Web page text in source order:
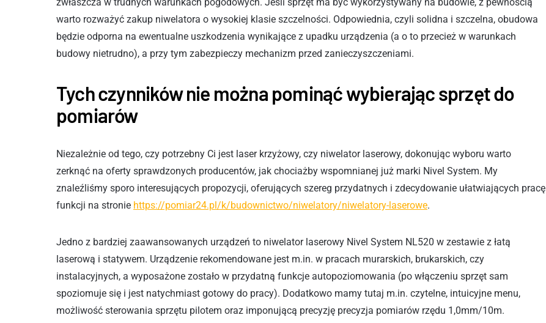
warto rozważyć zakup niwelatora o wysokiej klasie szczelności. Odpowiednia, czyli solidna i szczelna, obudowa
będzie odporna na ewentualne uszkodzenia wynikające z upadku urządzenia (a o to przecież w warunkach
budowy nietrudno), a przy tym zabezpieczy mechanizm przed zanieczyszczeniami.
Tych czynników nie można pominąć wybierając sprzęt do
pomiarów
Niezależnie od tego, czy potrzebny Ci jest laser krzyżowy, czy niwelator laserowy, dokonując wyboru warto
zerknąć na oferty sprawdzonych producentów, jak chociażby wspomnianej już marki Nivel System. My
znaleźliśmy sporo interesujących propozycji, oferujących szereg przydatnych i zdecydowanie ułatwiających pracę
funkcji na stronie https://pomiar24.pl/k/budownictwo/niwelatory/niwelatory-laserowe.
Jedno z bardziej zaawansowanych urządzeń to niwelator laserowy Nivel System NL520 w zestawie z łatą
laserową i statywem. Urządzenie rekomendowane jest m.in. w pracach murarskich, brukarskich, czy
instalacyjnych, a wyposażone zostało w przydatną funkcje autopoziomowania (po włączeniu sprzęt sam
spoziomuje się i jest natychmiast gotowy do pracy). Dodatkowo mamy tutaj m.in. czytelne, intuicyjne menu,
możliwość sterowania sprzętu pilotem oraz imponującą precyzję precyzja pomiarów rzędu 1,0mm/10m.